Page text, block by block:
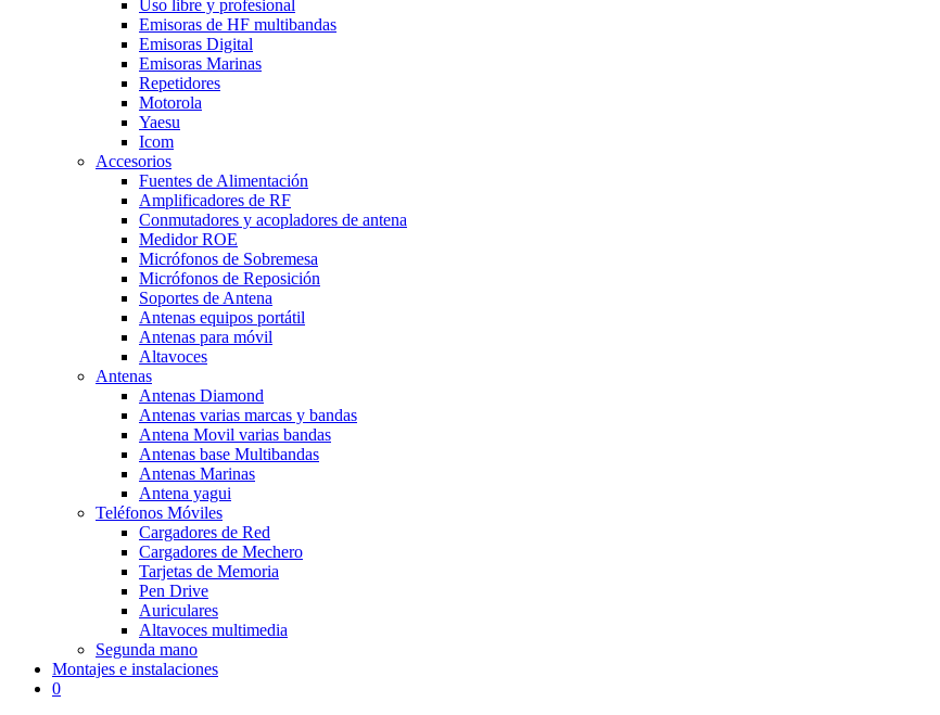
Uso libre y profesional
Emisoras de HF multibandas
Emisoras Digital
Emisoras Marinas
Repetidores
Motorola
Yaesu
Icom
Accesorios
Fuentes de Alimentación
Amplificadores de RF
Conmutadores y acopladores de antena
Medidor ROE
Micrófonos de Sobremesa
Micrófonos de Reposición
Soportes de Antena
Antenas equipos portátil
Antenas para móvil
Altavoces
Antenas
Antenas Diamond
Antenas varias marcas y bandas
Antena Movil varias bandas
Antenas base Multibandas
Antenas Marinas
Antena yagui
Teléfonos Móviles
Cargadores de Red
Cargadores de Mechero
Tarjetas de Memoria
Pen Drive
Auriculares
Altavoces multimedia
Segunda mano
Montajes e instalaciones
0